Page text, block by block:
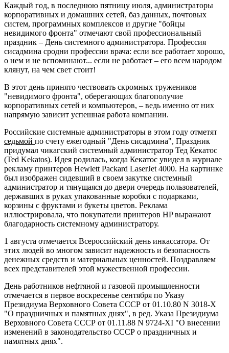
Каждый год, в последнюю пятницу июля, администраторы
корпоративных и домашних сетей, баз данных, почтовых
систем, программных комплексов и другие "бойцы
невидимого фронта" отмечают свой профессиональный
праздник – День системного администратора. Профессия
сисадмина сродни профессии врача: если все работает хорошо,
о нем и не вспоминают... если не работает – его всем народом
клянут, на чем свет стоит!
В этот день принято чествовать скромных тружеников
"невидимого фронта", оберегающих благополучие
корпоративных сетей и компьютеров, – ведь именно от них
напрямую зависит успешная работа компании.
Российские системные администраторы в этом году отметят
седьмой по счету ежегодный "День сисадмина", Праздник
придумал чикагский системный администратор Тед Кекатос
(Ted Kekatos). Идея родилась, когда Кекатос увидел в журнале
рекламу принтеров Hewlett Packard LaserJet 4000. На картинке
был изображен сидевший в своем закутке системный
администратор и тянущаяся до двери очередь пользователей,
державших в руках упакованные коробки с подарками,
корзины с фруктами и букеты цветов. Реклама
иллюстрировала, что покупатели принтеров HP выражают
благодарность системному администратору.
1 августа отмечается Всероссийский день инкассатора. От
этих людей во многом зависит надежность и безопасность
денежных средств и материальных ценностей. Поздравляем
всех представителей этой мужественной профессии.
День работников нефтяной и газовой промышленности
отмечается в первое воскресенье сентября по Указу
Президиума Верховного Совета СССР от 01.10.80 N 3018-Х
"О праздничных и памятных днях", в ред. Указа Президиума
Верховного Совета СССР от 01.11.88 N 9724-XI "О внесении
изменений в законодательство СССР о праздничных и
памятных днях".